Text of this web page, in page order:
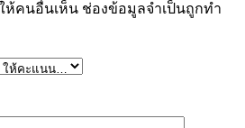
ห้คนอื่นเห็น ช่องข้อมูลจำเป็นถูกทำ